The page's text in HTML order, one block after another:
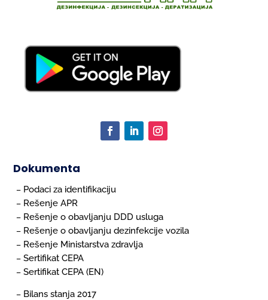
Dokumenta
– Podaci za identifikaciju
– Rešenje APR
– Rešenje o obavljanju DDD usluga
– Rešenje o obavljanju dezinfekcije vozila
– Rešenje Ministarstva zdravlja
–Sertifikat CEPA
–Sertifikat CEPA (EN)
– Bilans stanja 2017